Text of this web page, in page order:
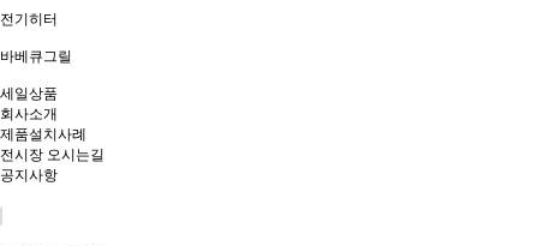
전기히터
바베큐그릴
세일상품
회사소개
제품설치사례
전시장 오시는길
공지사항